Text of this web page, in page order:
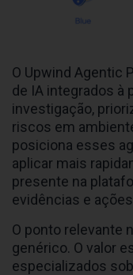
O Upwind Agentic
de IA integrados à
investigação,
riscos em
posiciona esses
aplicar mais
presente na
evidências e
O ponto relevante
genérico. O valor
especializados